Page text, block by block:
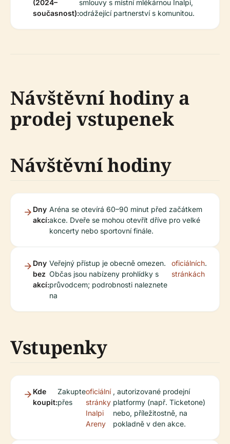
(2024–
současnost):
smlouvy s místní mlékárnou Inalpi,
odrážející partnerství s komunitou.
Návštěvní hodiny a
prodej vstupenek
Návštěvní hodiny
Dny
akcí:
Aréna se otevírá 60–90 minut před začátkem
akce. Dveře se mohou otevřít dříve pro velké
koncerty nebo sportovní finále.
Dny
bez
akcí:
Veřejný přístup je obecně omezen.
Občas jsou nabízeny prohlídky s
průvodcem; podrobnosti naleznete
na
oficiálních
stránkách
.
Vstupenky
Kde
koupit:
Zakupte
přes
oficiální
stránky
Inalpi
Areny
, autorizované prodejní
platformy (např. Ticketone)
nebo, příležitostně, na
pokladně v den akce.